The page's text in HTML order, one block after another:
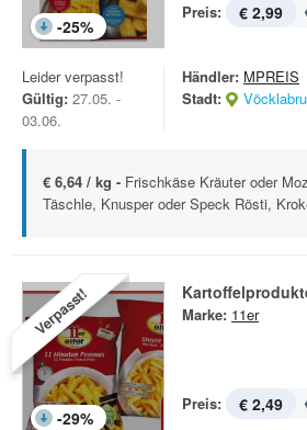
-25%
Preis: € 2,99
Leider verpasst!
Gültig: 27.05. -
03.06.
Händler: MPREIS
Stadt:
€ 6,64 / kg - Frischkäse Kräuter oder
Täschle, Knusper oder Speck Rösti,
Verpasst!
-29%
Marke: 11er
Preis: € 2,49